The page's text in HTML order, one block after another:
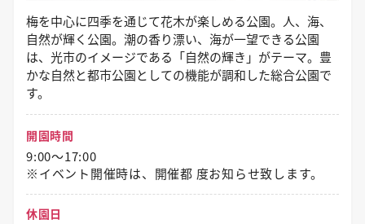
梅を中心に四季を通じて花木が楽しめる公園。人、海、
自然が輝く公園。潮の香り漂い、海が一望できる公園
は、光市のイメージである「自然の輝き」がテーマ。豊
かな自然と都市公園としての機能が調和した総合公園で
す。
開園時間
9:00～17:00
※イベント開催時は、開催都 度お知らせ致します。
休園日